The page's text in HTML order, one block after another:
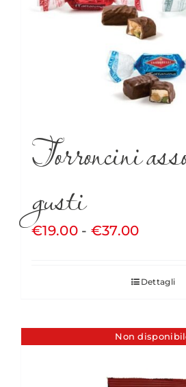
Torroncini
gusti
€19.00 - €37.00Fascia
da
Dettagli
Non